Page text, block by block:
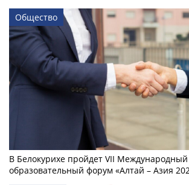
Общество
В Белокурихе пройдет VII Международный
образовательный форум «Алтай – Азия